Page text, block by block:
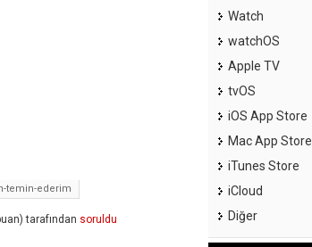
temin-ederim
tarafından soruldu
Watch
watchOS
Apple TV
tvOS
iOS App Store
Mac App Store
iTunes Store
iCloud
Diğer